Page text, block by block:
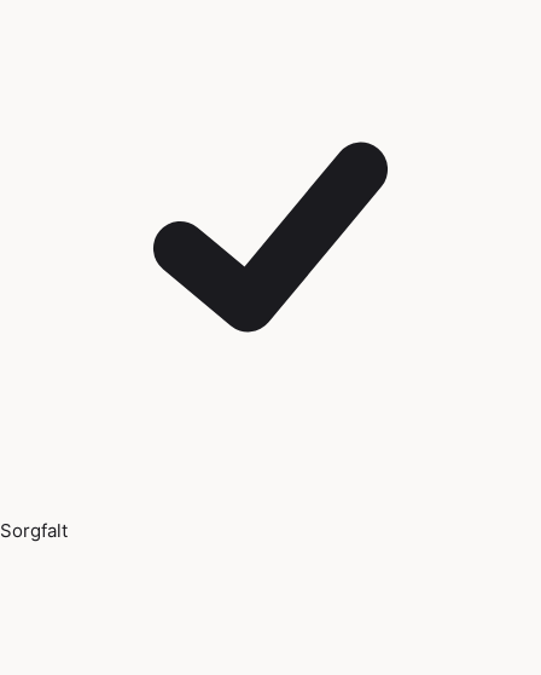
Sorgfalt